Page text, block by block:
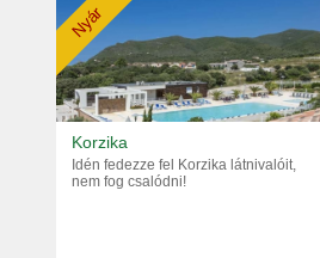
Nyár
Korzika
Idén fedezze fel Korzika látnivalóit,
nem fog csalódni!